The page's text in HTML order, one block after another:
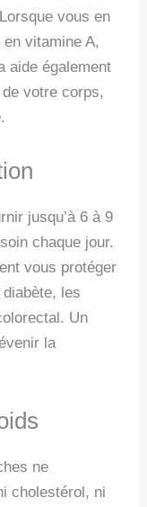
vous en
vitamine A,
aide également
votre corps,
jusqu’à 6 à 9
chaque jour.
vous protéger
les
Un
la
ne
cholestérol, ni